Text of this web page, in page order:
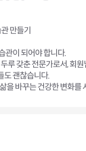
만들기
관이 되어야 합니다.
루 갖춘 전문가로서, 회
도 괜찮습니다.
을 바꾸는 건강한 변화를